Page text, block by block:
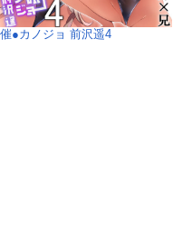
催●カノジョ 前沢遥4